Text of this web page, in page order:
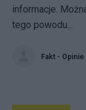
informacje.
tego powodu...
Fakt - Opinie